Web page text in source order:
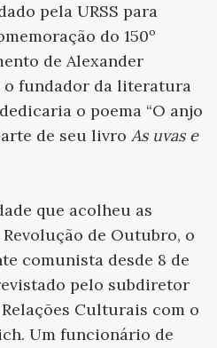
pela URSS para
do 150º
de Alexander
o fundador da literatura
o poema “O anjo
de seu livro As uvas e
que acolheu as
de Outubro, o
comunista desde 8 de
pelo subdiretor
Culturais com o
Um funcionário de